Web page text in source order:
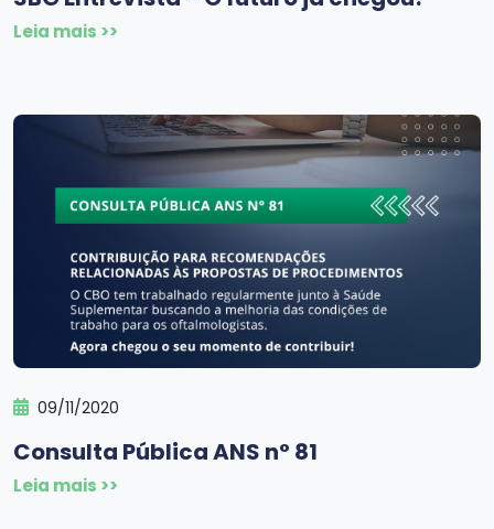
Leia mais >>
09/11/2020
Consulta Pública ANS n° 81
Leia mais >>